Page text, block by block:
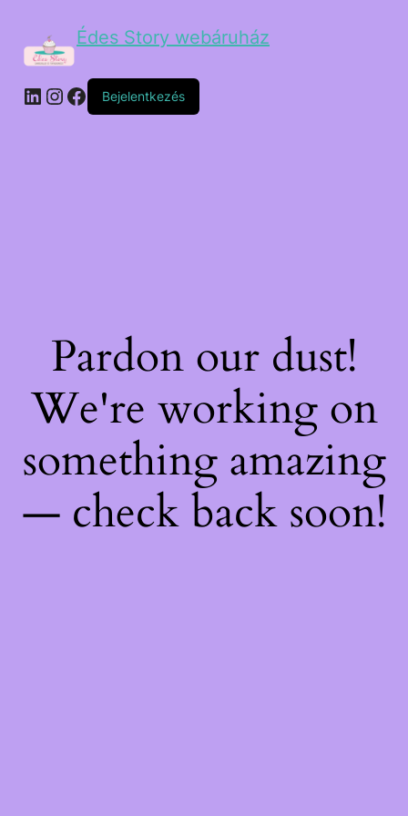
Édes Story webáruház
Bejelentkezés
Pardon our dust!
We're working on
something amazing
— check back soon!